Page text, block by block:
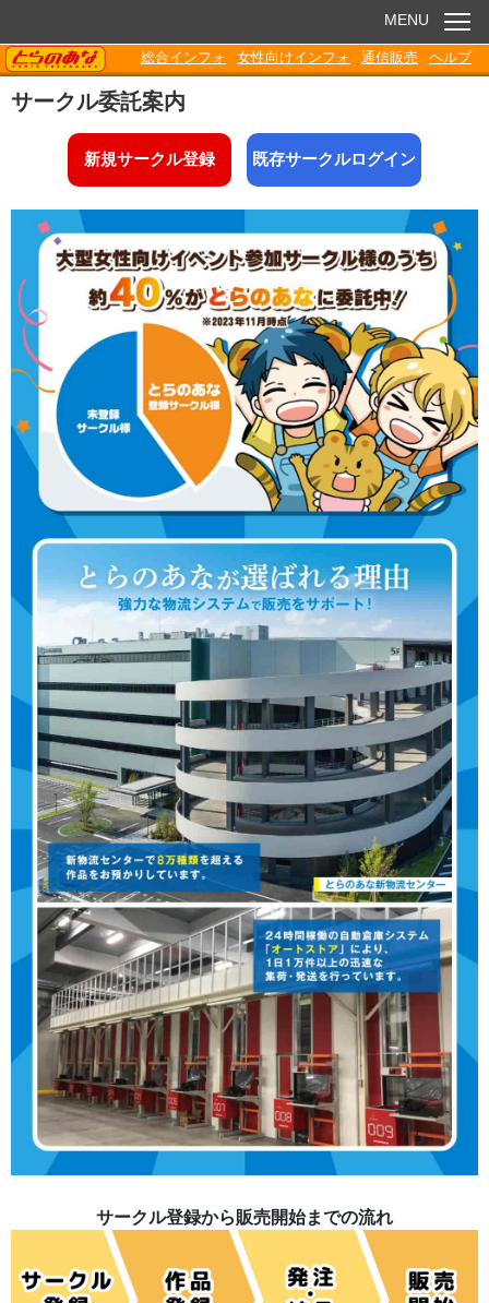
お知らせ
電子書籍
Q&A
各種ダウンロード
MENU
TORANOANA
総合インフォ 女性向けインフォ 通信販売 ヘルプ
サークル委託案内
新規サークル登録 既存サークルログイン
サークル登録から販売開始までの流れ